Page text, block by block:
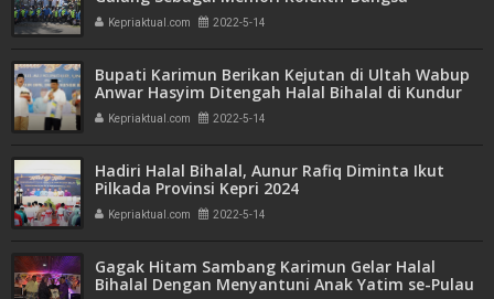
Kepriaktual.com 2022-5-14
Bupati Karimun Berikan Kejutan di Ultah Wabup
Anwar Hasyim Ditengah Halal Bihalal di Kundur
Kepriaktual.com 2022-5-14
Hadiri Halal Bihalal, Aunur Rafiq Diminta Ikut
Pilkada Provinsi Kepri 2024
Kepriaktual.com 2022-5-14
Gagak Hitam Sambang Karimun Gelar Halal
Bihalal Dengan Menyantuni Anak Yatim se-Pulau